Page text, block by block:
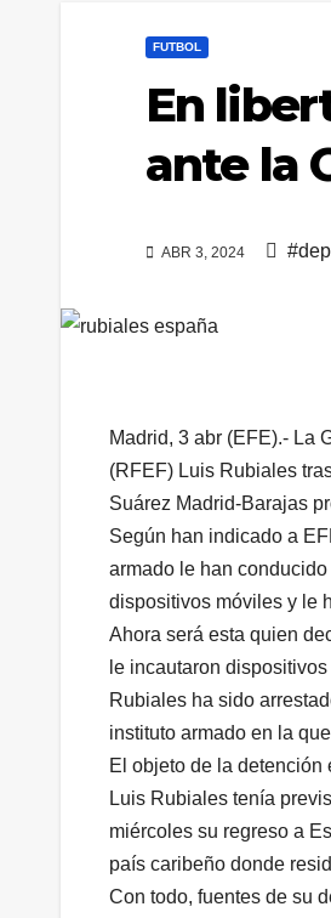
FUTBOL
En
ante la
ABR 3, 2024
Madrid, 3 abr (EFE).- La
(RFEF) Luis Rubiales
Suárez Madrid-Barajas
Según han indicado a
armado le han
dispositivos móviles y le
Ahora será esta quien
le incautaron
Rubiales ha sido
instituto armado en la
El objeto de la detención
Luis Rubiales tenía
miércoles su regreso a
país caribeño donde
Con todo, fuentes de su